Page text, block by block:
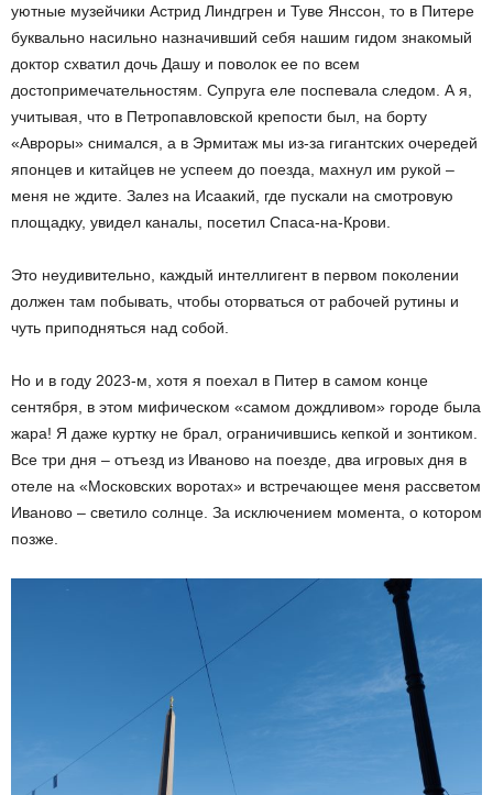
уютные музейчики Астрид Линдгрен и Туве Янссон, то в Питере
буквально насильно назначивший себя нашим гидом знакомый
доктор схватил дочь Дашу и поволок ее по всем
достопримечательностям. Супруга еле поспевала следом. А я,
учитывая, что в Петропавловской крепости был, на борту
«Авроры» снимался, а в Эрмитаж мы из-за гигантских очередей
японцев и китайцев не успеем до поезда, махнул им рукой –
меня не ждите. Залез на Исаакий, где пускали на смотровую
площадку, увидел каналы, посетил Спаса-на-Крови.
Это неудивительно, каждый интеллигент в первом поколении
должен там побывать, чтобы оторваться от рабочей рутины и
чуть приподняться над собой.
Но и в году 2023-м, хотя я поехал в Питер в самом конце
сентября, в этом мифическом «самом дождливом» городе была
жара! Я даже куртку не брал, ограничившись кепкой и зонтиком.
Все три дня – отъезд из Иваново на поезде, два игровых дня в
отеле на «Московских воротах» и встречающее меня рассветом
Иваново – светило солнце. За исключением момента, о котором
позже.